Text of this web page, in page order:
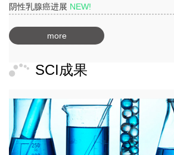
阴性乳腺癌进展 NEW!
more
SCI成果